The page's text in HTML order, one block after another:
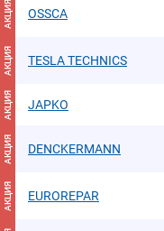
АКЦИЯ OSSCA
АКЦИЯ TESLA TECHNICS
АКЦИЯ JAPKO
АКЦИЯ DENCKERMANN
АКЦИЯ EUROREPAR